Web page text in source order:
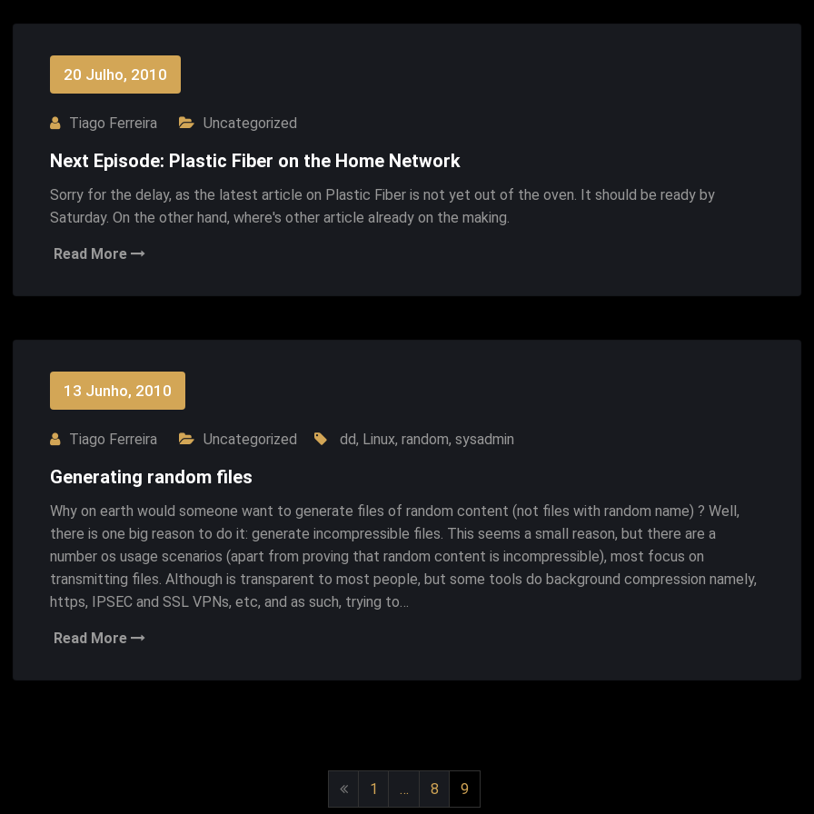
20 Julho, 2010
Tiago Ferreira Uncategorized
Next Episode: Plastic Fiber on the Home Network
Sorry for the delay, as the latest article on Plastic Fiber is not yet out of the oven. It should be ready by
Saturday. On the other hand, where's other article already on the making.
Read More
13 Junho, 2010
Tiago Ferreira Uncategorized dd, Linux, random, sysadmin
Generating random files
Why on earth would someone want to generate files of random content (not files with random name) ? Well,
there is one big reason to do it: generate incompressible files. This seems a small reason, but there are a
number os usage scenarios (apart from proving that random content is incompressible), most focus on
transmitting files. Although is transparent to most people, but some tools do background compression namely,
https, IPSEC and SSL VPNs, etc, and as such, trying to…
Read More
Navegação
1 … 8 9